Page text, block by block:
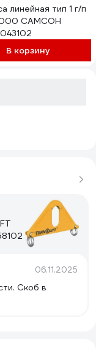
линейная тип 1 г/п
САМСОН
В корзину
06.11.2025
Скоб в